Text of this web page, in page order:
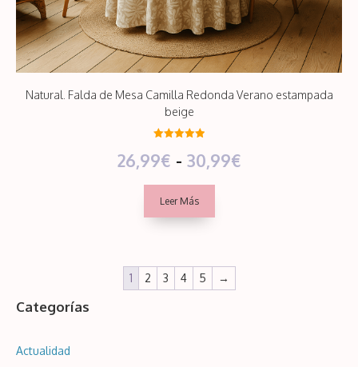
Natural. Falda de Mesa Camilla Redonda Verano estampada
beige
de 5
26,99€ - 30,99€Rango
Leer Más
1 2 3 4 5 →
Categorías
Actualidad